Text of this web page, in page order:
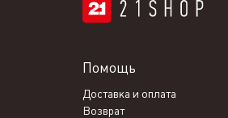
Помощь
Доставка и оплата
Возврат